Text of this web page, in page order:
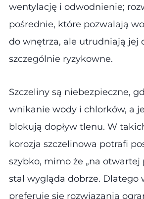
wentylację i odwodnienie;
pośrednie, które pozwalają
do wnętrza, ale utrudniają jej
szczególnie ryzykowne.
Szczeliny są niebezpieczne,
wnikanie wody i chlorków, a
blokują dopływ tlenu. W
korozja szczelinowa potrafi
szybko, mimo że „na otwartej
stal wygląda dobrze. Dlatego
preferuje się rozwiązania